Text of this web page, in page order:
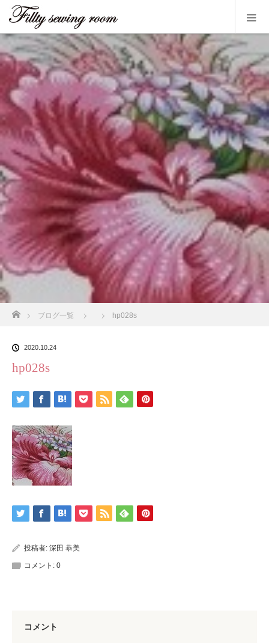
ブログ一覧 hp028s
2020.10.24
hp028s
投稿者: 深田 恭美
コメント: 0
コメント